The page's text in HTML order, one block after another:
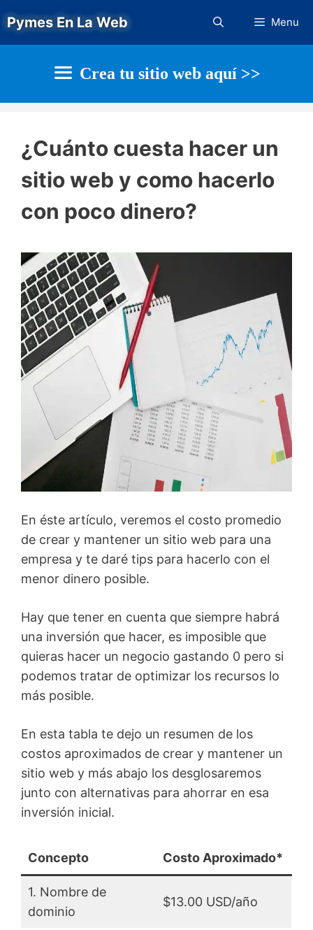
al
contenido
Pymes En La Web Menu
Crea tu sitio web aquí >>
¿Cuánto cuesta hacer un
sitio web y como hacerlo
con poco dinero?
En éste artículo, veremos el costo promedio
de crear y mantener un sitio web para una
empresa y te daré tips para hacerlo con el
menor dinero posible.
Hay que tener en cuenta que siempre habrá
una inversión que hacer, es imposible que
quieras hacer un negocio gastando 0 pero si
podemos tratar de optimizar los recursos lo
más posible.
En esta tabla te dejo un resumen de los
costos aproximados de crear y mantener un
sitio web y más abajo los desglosaremos
junto con alternativas para ahorrar en esa
inversión inicial.
Concepto Costo Aproximado*
1. Nombre de
dominio
$13.00 USD/año